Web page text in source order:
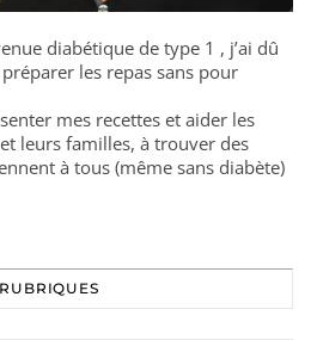
diabétique de type 1 , j’ai dû
les repas sans pour
mes recettes et aider les
leurs familles, à trouver des
à tous (même sans diabète)
RUBRIQUES